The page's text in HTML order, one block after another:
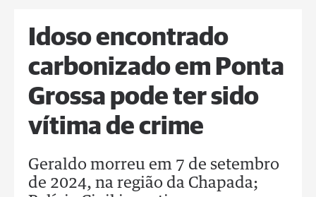
Idoso encontrado
carbonizado em Ponta
Grossa pode ter sido
vítima de crime
Geraldo morreu em 7 de setembro
de 2024, na região da Chapada;